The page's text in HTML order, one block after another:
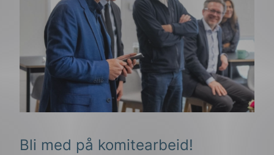
Bli med på komitearbeid!